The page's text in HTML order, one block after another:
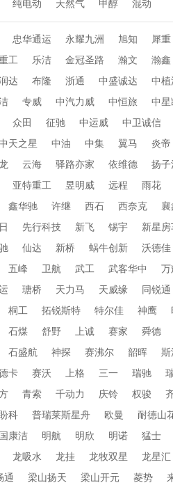
纯电动 天然气 甲醇 混动
忠华通运 永耀九洲 旭知 犀重
工 乐洁 金冠圣路 瀚文 瀚鑫
达 布隆 浙通 中盛诚达 中植
专威 中汽力威 中恒旅 中星
众田 征驰 中运威 中卫诚信
天之星 中油 中集 翼马 炎帝
云海 驿路亦家 依维德 扬子
亚特重工 昱明威 远程 雨花
鑫华驰 许继 西石 西奈克 襄
先行科技 新飞 锡宇 新星房
仙达 新桥 蜗牛创新 沃德佳
五峰 卫航 武工 武客华中 万
瑭桥 天力马 天威缘 同锐通
桐工 拓锐斯特 特尔佳 神鹰
石煤 舒野 上诚 赛家 舜德
石盛航 神探 赛沸尔 韶晖 斯
卡 赛沃 上格 三一 瑞驰
青索 千动力 庆铃 权骏
盼科 普瑞莱斯星舟 欧曼 耐德山
康洁 明航 明欣 明诺 猛士
龙吸水 龙挂 龙牧双星 龙星汇
通 梁山扬天 梁山开元 菱势